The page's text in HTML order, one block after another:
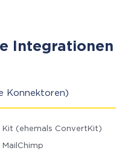
Integrationen
Konnektoren)
Kit (ehemals ConvertKit)
MailChimp